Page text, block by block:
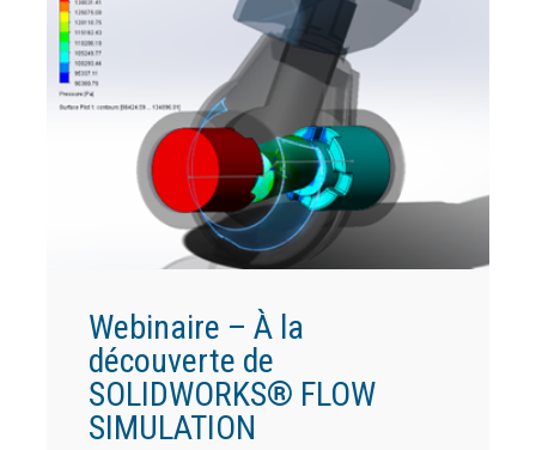
Webinaire – À la
découverte de
SOLIDWORKS® FLOW
SIMULATION